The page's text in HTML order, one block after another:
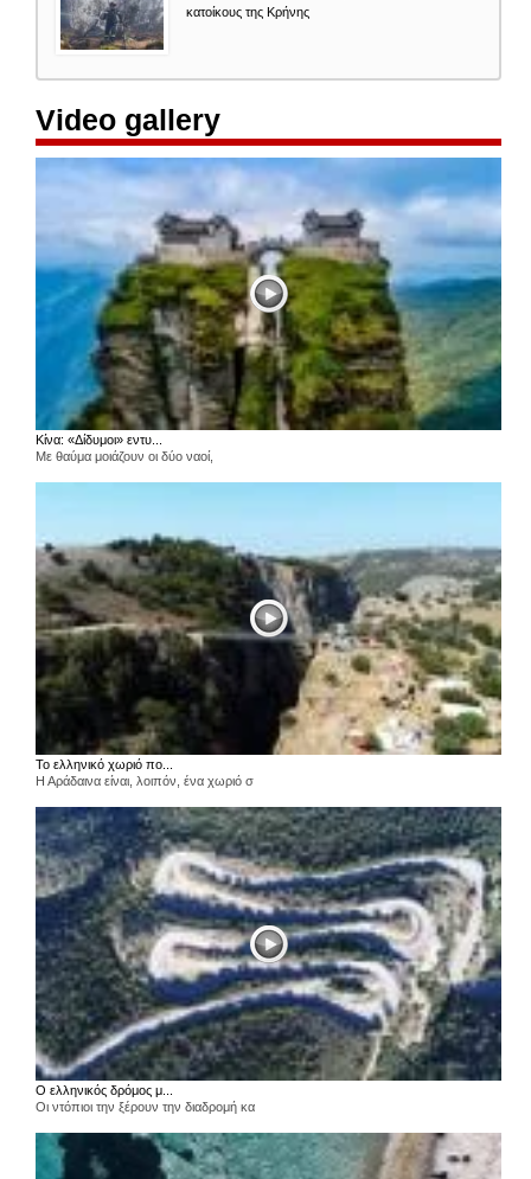
κατοίκους της Κρήνης
Video gallery
Κίνα: «Δίδυμοι» εντυ...
Με θαύμα μοιάζουν οι δύο ναοί,
Το ελληνικό χωριό πο...
Η Αράδαινα είναι, λοιπόν, ένα χωριό σ
Ο ελληνικός δρόμος μ...
Οι ντόπιοι την ξέρουν την διαδρομή κα